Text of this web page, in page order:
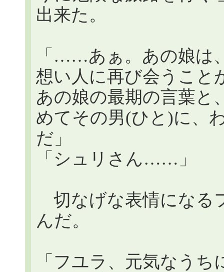
出来た。
「……あぁ。あの娘は
想い人に再び会うこと
あの娘の最期の言葉
めてその男(ひと)に、
だ」
「シュリさん……」
切なげな表情になる
んだ。
「フユラ、元気なう